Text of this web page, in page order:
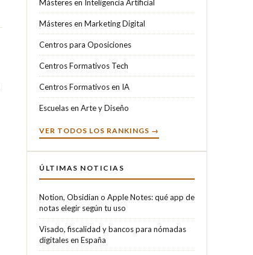
Másteres en Inteligencia Artificial
Másteres en Marketing Digital
Centros para Oposiciones
Centros Formativos Tech
Centros Formativos en IA
Escuelas en Arte y Diseño
VER TODOS LOS RANKINGS →
ÚLTIMAS NOTICIAS
Notion, Obsidian o Apple Notes: qué app de
notas elegir según tu uso
Visado, fiscalidad y bancos para nómadas
digitales en España